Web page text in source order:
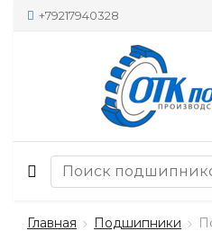
+79217940328
Главная Подшипники